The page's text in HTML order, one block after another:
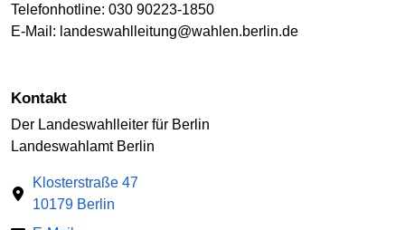
Telefonhotline: 030 90223-1850
E-Mail: landeswahlleitung@wahlen.berlin.de
Kontakt
Der Landeswahlleiter für Berlin
Landeswahlamt Berlin
Klosterstraße 47
10179 Berlin